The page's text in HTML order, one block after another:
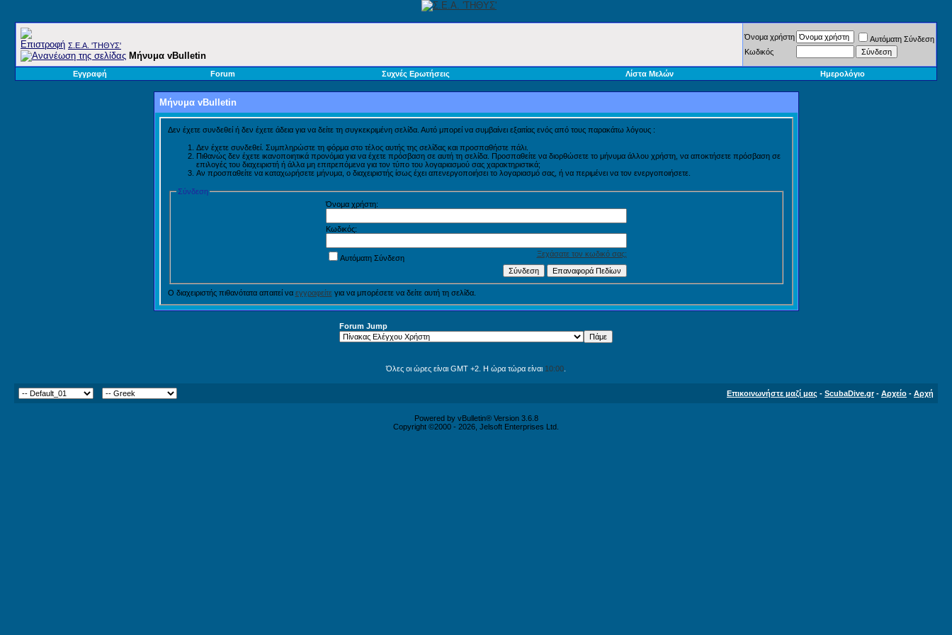
Σ.E.A. 'ΤΗΘΥΣ'
Μήνυμα vBulletin
Όνομα χρήστη
Αυτόματη Σύνδεση
Κωδικός
Εγγραφή Forum Συχνές Ερωτήσεις Λίστα Μελών Ημερολόγιο
Μήνυμα vBulletin
Δεν έχετε συνδεθεί ή δεν έχετε άδεια για να δείτε τη συγκεκριμένη σελίδα. Αυτό μπορεί να συμβαίνει εξαιτίας ενός από τους παρακάτω λόγους :
Δεν έχετε συνδεθεί. Συμπληρώστε τη φόρμα στο τέλος αυτής της σελίδας και προσπαθήστε πάλι.
Πιθανώς δεν έχετε ικανοποιητικά προνόμια για να έχετε πρόσβαση σε αυτή τη σελίδα. Προσπαθείτε να διορθώσετε το μήνυμα άλλου χρήστη, να αποκτήσετε πρόσβαση σε
επιλογές του διαχειριστή ή άλλα μη επιτρεπόμενα για τον τύπο του λογαριασμού σας χαρακτηριστικά;
Αν προσπαθείτε να καταχωρήσετε μήνυμα, ο διαχειριστής ίσως έχει απενεργοποιήσει το λογαριασμό σας, ή να περιμένει να τον ενεργοποιήσετε.
Σύνδεση
Όνομα χρήστη:
Κωδικός:
Ξεχάσατε τον κωδικό σας;
Αυτόματη Σύνδεση
Ο διαχειριστής πιθανότατα απαιτεί να εγγραφείτεγια να μπορέσετε να δείτε αυτή τη σελίδα.
Forum Jump
Όλες οι ώρες είναι GMT +2. Η ώρα τώρα είναι 10:00
Επικοινωνήστε μαζί μας - ScubaDive.gr- Αρχείο - Αρχή
Powered by vBulletin® Version 3.6.8
Copyright ©2000 - 2026, Jelsoft Enterprises Ltd.